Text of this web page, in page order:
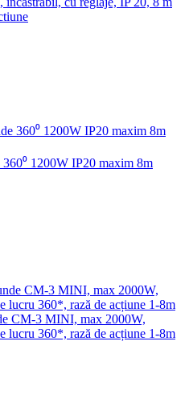
360⁰ 1200W IP20 maxim 8m
CM-3 MINI, max 2000W,
lucru 360*, rază de acțiune 1-8m